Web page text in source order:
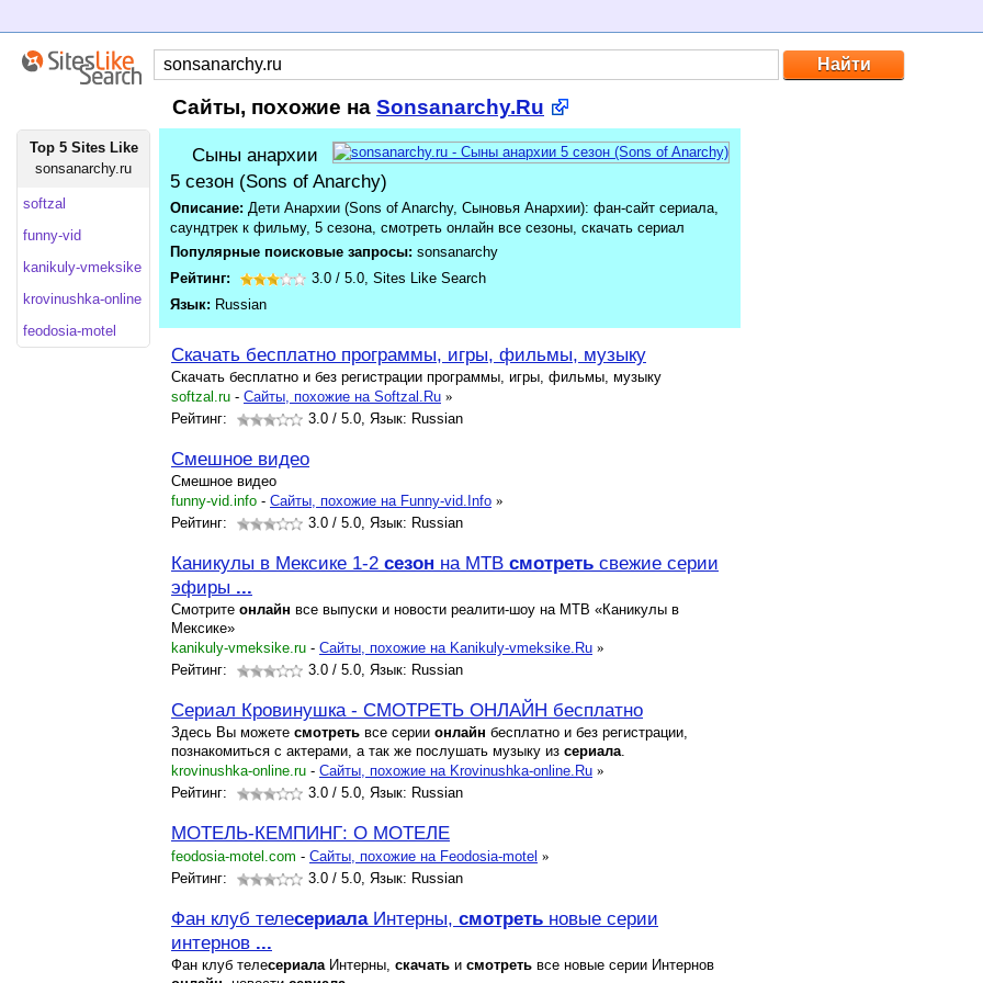
Сайты, похожие на Sonsanarchy.Ru
Top 5 Sites Like
sonsanarchy.ru
softzal
funny-vid
kanikuly-vmeksike
krovinushka-online
feodosia-motel
Сыны анархии
5 сезон (Sons of Anarchy)
Описание: Дети Анархии (Sons of Anarchy, Сыновья Анархии): фан-сайт сериала,
саундтрек к фильму, 5 сезона, смотреть онлайн все сезоны, скачать сериал
Популярные поисковые запросы: sonsanarchy
Рейтинг:
3.0 / 5.0, Sites Like Search
Язык: Russian
Скачать бесплатно программы, игры, фильмы, музыку
Скачать бесплатно и без регистрации программы, игры, фильмы, музыку
softzal.ru - Cайты, похожие на Softzal.Ru »
Рейтинг:
3.0 / 5.0, Язык: Russian
Смешное видео
Смешное видео
funny-vid.info - Cайты, похожие на Funny-vid.Info »
Рейтинг:
3.0 / 5.0, Язык: Russian
Каникулы в Мексике 1-2 сезон на МТВ смотреть свежие серии
эфиры ...
Смотрите онлайн все выпуски и новости реалити-шоу на МТВ «Каникулы в
Мексике»
kanikuly-vmeksike.ru - Cайты, похожие на Kanikuly-vmeksike.Ru »
Рейтинг:
3.0 / 5.0, Язык: Russian
Сериал Кровинушка - СМОТРЕТЬ ОНЛАЙН бесплатно
Здесь Вы можете смотреть все серии онлайн бесплатно и без регистрации,
познакомиться с актерами, а так же послушать музыку из сериала.
krovinushka-online.ru - Cайты, похожие на Krovinushka-online.Ru »
Рейтинг:
3.0 / 5.0, Язык: Russian
МОТЕЛЬ-КЕМПИНГ: О МОТЕЛЕ
feodosia-motel.com - Cайты, похожие на Feodosia-motel »
Рейтинг:
3.0 / 5.0, Язык: Russian
Фан клуб телесериалаИнтерны, смотреть новые серии
интернов ...
Фан клуб телесериалаИнтерны, скачать и смотреть все новые серии Интернов